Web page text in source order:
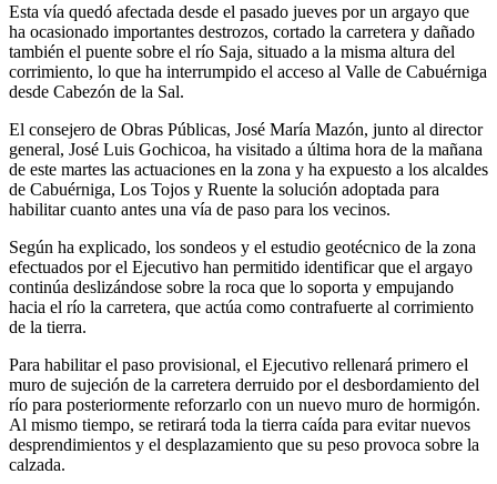
Esta vía quedó afectada desde el pasado jueves por un argayo que
ha ocasionado importantes destrozos, cortado la carretera y dañado
también el puente sobre el río Saja, situado a la misma altura del
corrimiento, lo que ha interrumpido el acceso al Valle de Cabuérniga
desde Cabezón de la Sal.
El consejero de Obras Públicas, José María Mazón, junto al director
general, José Luis Gochicoa, ha visitado a última hora de la mañana
de este martes las actuaciones en la zona y ha expuesto a los alcaldes
de Cabuérniga, Los Tojos y Ruente la solución adoptada para
habilitar cuanto antes una vía de paso para los vecinos.
Según ha explicado, los sondeos y el estudio geotécnico de la zona
efectuados por el Ejecutivo han permitido identificar que el argayo
continúa deslizándose sobre la roca que lo soporta y empujando
hacia el río la carretera, que actúa como contrafuerte al corrimiento
de la tierra.
Para habilitar el paso provisional, el Ejecutivo rellenará primero el
muro de sujeción de la carretera derruido por el desbordamiento del
río para posteriormente reforzarlo con un nuevo muro de hormigón.
Al mismo tiempo, se retirará toda la tierra caída para evitar nuevos
desprendimientos y el desplazamiento que su peso provoca sobre la
calzada.